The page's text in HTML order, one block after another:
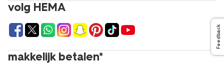
volg HEMA
makkelijk betalen*
Feedback